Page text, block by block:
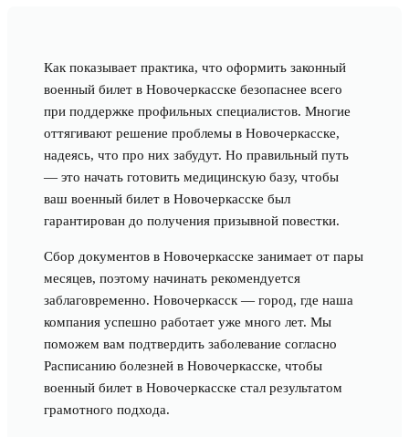
Как показывает практика, что оформить законный
военный билет в Новочеркасске безопаснее всего
при поддержке профильных специалистов. Многие
оттягивают решение проблемы в Новочеркасске,
надеясь, что про них забудут. Но правильный путь
— это начать готовить медицинскую базу, чтобы
ваш военный билет в Новочеркасске был
гарантирован до получения призывной повестки.
Сбор документов в Новочеркасске занимает от пары
месяцев, поэтому начинать рекомендуется
заблаговременно. Новочеркасск — город, где наша
компания успешно работает уже много лет. Мы
поможем вам подтвердить заболевание согласно
Расписанию болезней в Новочеркасске, чтобы
военный билет в Новочеркасске стал результатом
грамотного подхода.